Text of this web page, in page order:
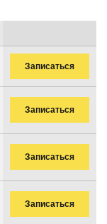
Записаться
Записаться
Записаться
Записаться